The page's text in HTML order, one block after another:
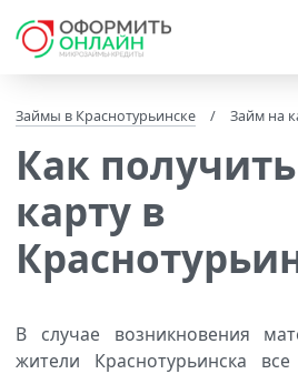
Займы в Краснотурьинске / Займ на
Как
карту в
В случае возникновения
жители Краснотурьинска